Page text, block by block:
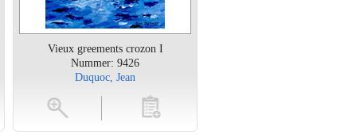
Vieux greements crozon I
Nummer: 9426
Duquoc, Jean
toevoegen